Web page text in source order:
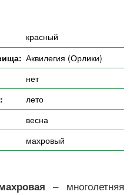
красный
Аквилегия (Орлики)
нет
лето
весна
махровый
– многолетняя